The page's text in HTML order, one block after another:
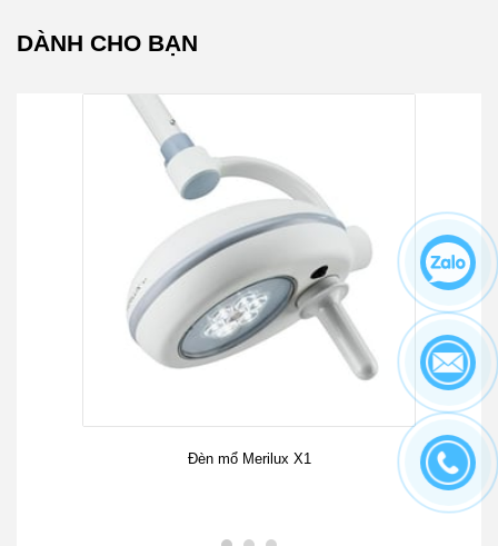
DÀNH CHO BẠN
Đèn mổ Merilux X1